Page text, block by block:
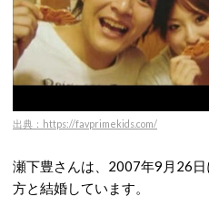
出典：https://favprimekids.com/
瀬下豊さんは、2007年9月26
方と結婚しています。